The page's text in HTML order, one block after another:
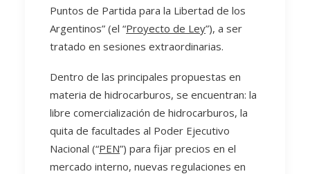
Puntos de Partida para la Libertad de los
Argentinos” (el “Proyecto de Ley”), a ser
tratado en sesiones extraordinarias.
Dentro de las principales propuestas en
materia de hidrocarburos, se encuentran: la
libre comercialización de hidrocarburos, la
quita de facultades al Poder Ejecutivo
Nacional (“PEN”) para fijar precios en el
mercado interno, nuevas regulaciones en